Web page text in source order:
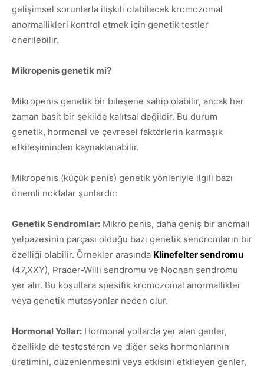
gelişimsel sorunlarla ilişkili olabilecek kromozomal
anormallikleri kontrol etmek için genetik testler
önerilebilir.
Mikropenis genetik mi?
Mikropenis genetik bir bileşene sahip olabilir, ancak her
zaman basit bir şekilde kalıtsal değildir. Bu durum
genetik, hormonal ve çevresel faktörlerin karmaşık
etkileşiminden kaynaklanabilir.
Mikropenis (küçük penis) genetik yönleriyle ilgili bazı
önemli noktalar şunlardır:
Genetik Sendromlar: Mikro penis, daha geniş bir anomali
yelpazesinin parçası olduğu bazı genetik sendromların bir
özelliği olabilir. Örnekler arasında Klinefelter sendromu
(47,XXY), Prader-Willi sendromu ve Noonan sendromu
yer alır. Bu koşullara spesifik kromozomal anormallikler
veya genetik mutasyonlar neden olur.
Hormonal Yollar: Hormonal yollarda yer alan genler,
özellikle de testosteron ve diğer seks hormonlarının
üretimini, düzenlenmesini veya etkisini etkileyen genler,